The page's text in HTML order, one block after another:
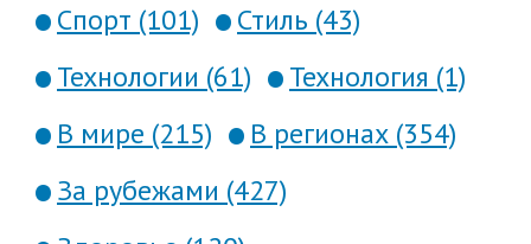
Спорт (101)
Стиль (43)
Технологии (61)
Технология (1)
В мире (215)
В регионах (354)
За рубежами (427)